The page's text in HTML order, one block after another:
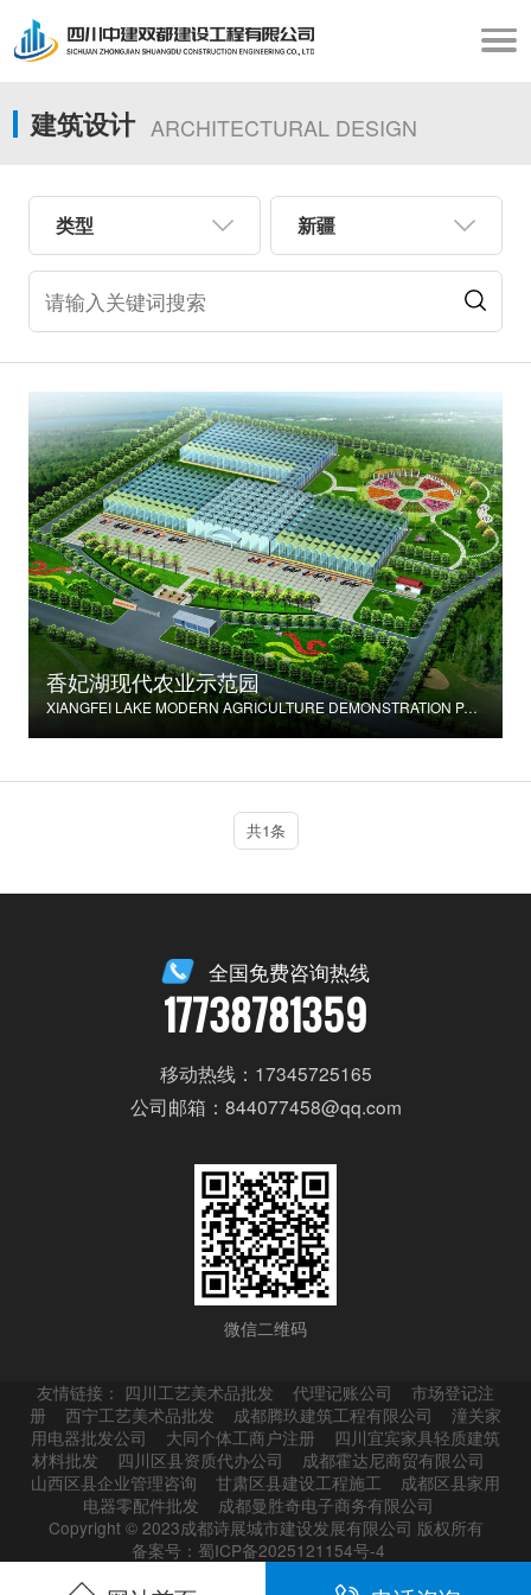
建筑设计 ARCHITECTURAL DESIGN
类型 新疆
香妃湖现代农业示范园
XIANGFEI LAKE MODERN AGRICULTURE DEMONSTRATION PARK
共1条
全国免费咨询热线
17738781359
移动热线：17345725165
公司邮箱：844077458@qq.com
微信二维码
友情链接： 四川工艺美术品批发 代理记账公司
市场登记注
册
西宁工艺美术品批发 成都腾玖建筑工程有限公司
潼关家
用电器批发公司
大同个体工商户注册
四川宜宾家具轻质建筑
材料批发
四川区县资质代办公司
成都霍达尼商贸有限公司
山西区县企业管理咨询
甘肃区县建设工程施工
成都区县家用
电器零配件批发
成都曼胜奇电子商务有限公司
Copyright © 2023成都诗展城市建设发展有限公司 版权所有
备案号：蜀ICP备2025121154号-4